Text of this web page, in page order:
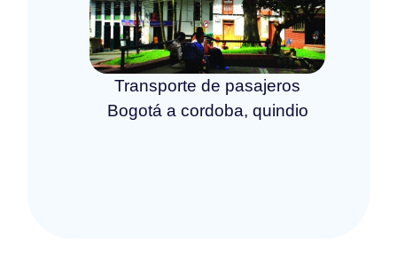
Transporte de pasajeros
Bogotá a cordoba, quindio